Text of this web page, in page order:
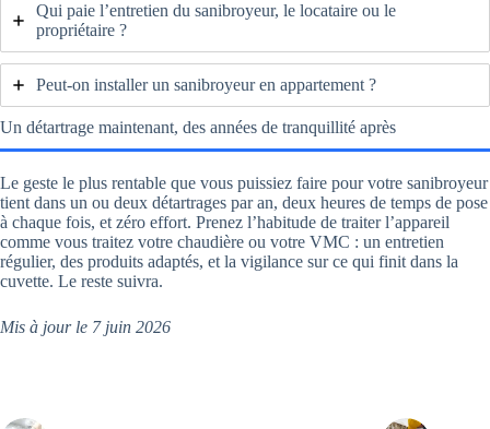
Qui paie l’entretien du sanibroyeur, le locataire ou le
propriétaire ?
Peut-on installer un sanibroyeur en appartement ?
Un détartrage maintenant, des années de tranquillité après
Le geste le plus rentable que vous puissiez faire pour votre sanibroyeur
tient dans un ou deux détartrages par an, deux heures de temps de pose
à chaque fois, et zéro effort. Prenez l’habitude de traiter l’appareil
comme vous traitez votre chaudière ou votre VMC : un entretien
régulier, des produits adaptés, et la vigilance sur ce qui finit dans la
cuvette. Le reste suivra.
Mis à jour le 7 juin 2026